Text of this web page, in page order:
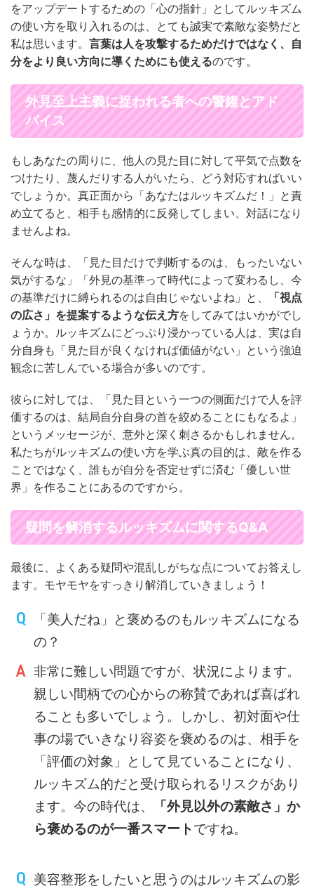
をアップデートするための「心の指針」としてルッキズム
の使い方を取り入れるのは、とても誠実で素敵な姿勢だと
私は思います。 言葉は人を攻撃するためだけではなく、自
分をより良い方向に導くためにも使えるのです。
外見至上主義に捉われる者への警鐘とアド
バイス
もしあなたの周りに、他人の見た目に対して平気で点数を
つけたり、蔑んだりする人がいたら、どう対応すればいい
でしょうか。真正面から「あなたはルッキズムだ！」と責
め立てると、相手も感情的に反発してしまい、対話になり
ませんよね。
そんな時は、「見た目だけで判断するのは、もったいない
気がするな」「外見の基準って時代によって変わるし、今
の基準だけに縛られるのは自由じゃないよね」と、
「視点
の広さ」を提案するような伝え方をしてみてはいかがでし
ょうか。ルッキズムにどっぷり浸かっている人は、実は自
分自身も「見た目が良くなければ価値がない」という強迫
観念に苦しんでいる場合が多いのです。
彼らに対しては、「見た目という一つの側面だけで人を評
価するのは、結局自分自身の首を絞めることにもなるよ」
というメッセージが、意外と深く刺さるかもしれません。
私たちがルッキズムの使い方を学ぶ真の目的は、敵を作る
ことではなく、誰もが自分を否定せずに済む「優しい世
界」を作ることにあるのですから。
疑問を解消するルッキズムに関するQ&A
最後に、よくある疑問や混乱しがちな点についてお答えし
ます。モヤモヤをすっきり解消していきましょう！
「美人だね」と褒めるのもルッキズムになる
の？
非常に難しい問題ですが、状況によります。
親しい間柄での心からの称賛であれば喜ばれ
ることも多いでしょう。しかし、初対面や仕
事の場でいきなり容姿を褒めるのは、相手を
「評価の対象」として見ていることになり、
ルッキズム的だと受け取られるリスクがあり
ます。今の時代は、
「外見以外の素敵さ」か
ら褒めるのが一番スマートですね。
美容整形をしたいと思うのはルッキズムの影